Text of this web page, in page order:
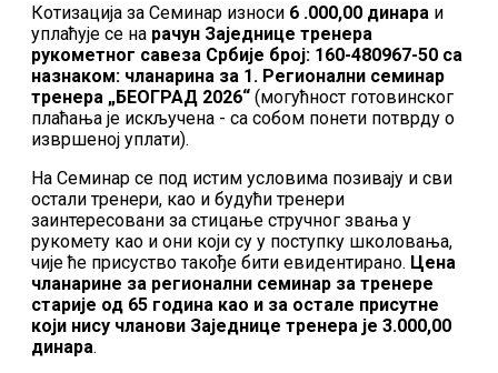
Котизација за Семинар износи 6 .000,00 динара и
уплаћује се на рачун Заједнице тренера
рукометног савеза Србије број: 160-480967-50 са
назнаком: чланарина за 1. Регионални семинар
тренера „БЕОГРАД 2026“ (могућност готовинског
плаћања је искључена - са собом понети потврду о
извршеној уплати).
На Семинар се под истим условима позивају и сви
остали тренери, као и будући тренери
заинтересовани за стицање стручног звања у
рукомету као и они који су у поступку школовања,
чије ће присуство такође бити евидентирано. Цена
чланарине за регионални семинар за тренере
старије од 65 година као и за остале присутне
који нису чланови Заједнице тренера је 3.000,00
динара.